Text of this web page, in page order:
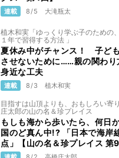
連載 8/5 大滝瓶太
植木和実「ゆっくり学ぶ子のための
１年で習得する方法 」
夏休み中がチャンス！ 子ど
させないために……親の関わり
身近な工夫
連載 8/3 植木和実
目指すは山頂よりも、おもしろい
庄太郎の山の名＆珍プレイス
もしも海から歩いたら、何日
国のど真ん中!? 「日本で海岸
点」【山の名＆珍プレイス 第9